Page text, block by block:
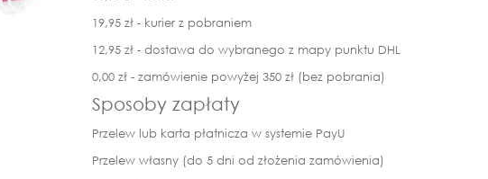
19,95 zł - kurier z pobraniem
12,95 zł - dostawa do wybranego z mapy punktu DHL
0,00 zł - zamówienie powyżej 350 zł (bez pobrania)
Sposoby zapłaty
Przelew lub karta płatnicza w systemie PayU
Przelew własny (do 5 dni od złożenia zamówienia)